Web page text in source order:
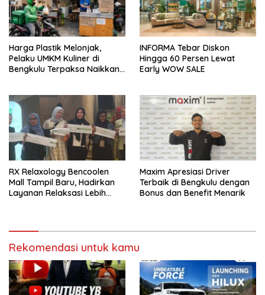
Harga Plastik Melonjak,
Pelaku UMKM Kuliner di
Bengkulu Terpaksa Naikkan
INFORMA Tebar Diskon
Hingga 60 Persen Lewat
Early WOW SALE
RX Relaxology Bencoolen
Mall Tampil Baru, Hadirkan
Layanan Relaksasi Lebih
Maxim Apresiasi Driver
Terbaik di Bengkulu dengan
Bonus dan Benefit Menarik
Rekomendasi untuk kamu